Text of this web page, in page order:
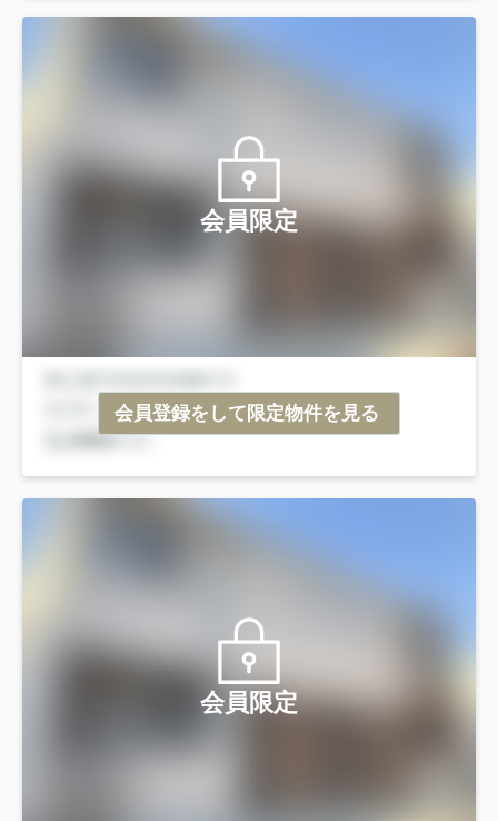
会員限定
会員登録をして限定物件を見る
会員限定